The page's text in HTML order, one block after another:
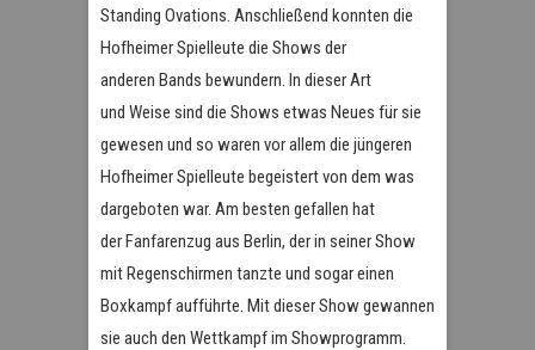
Standing Ovations. Anschließend konnten die
Hofheimer Spielleute die Shows der
anderen Bands bewundern. In dieser Art
und Weise sind die Shows etwas Neues für sie
gewesen und so waren vor allem die jüngeren
Hofheimer Spielleute begeistert von dem was
dargeboten war. Am besten gefallen hat
der Fanfarenzug aus Berlin, der in seiner Show
mit Regenschirmen tanzte und sogar einen
Boxkampf aufführte. Mit dieser Show gewannen
sie auch den Wettkampf im Showprogramm.